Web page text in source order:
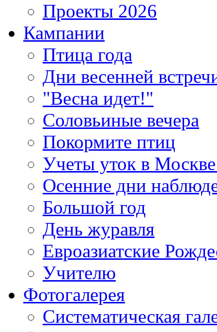
Проекты 2026
Кампании
Птица года
Дни весенней
"Весна идет!"
Соловьиные вечера
Покормите птиц
Учеты уток в
Осенние дни
Большой год
День журавля
Евроазиатские
Учителю
Фотогалерея
Систематическая